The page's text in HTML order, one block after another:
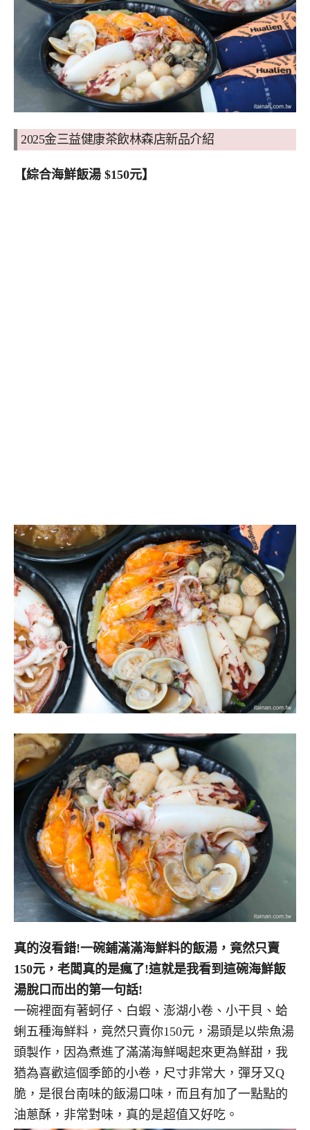
2025金三益健康茶飲林森店新品介紹
【綜合海鮮飯湯 $150元】
真的沒看錯!一碗鋪滿滿海鮮料的飯湯，竟然只賣
150元，老闆真的是瘋了!這就是我看到這碗海鮮飯
湯脫口而出的第一句話!
一碗裡面有著蚵仔、白蝦、澎湖小卷、小干貝、蛤
蜊五種海鮮料，竟然只賣你150元，湯頭是以柴魚湯
頭製作，因為煮進了滿滿海鮮喝起來更為鮮甜，我
猶為喜歡這個季節的小卷，尺寸非常大，彈牙又Q
脆，是很台南味的飯湯口味，而且有加了一點點的
油蔥酥，非常對味，真的是超值又好吃。